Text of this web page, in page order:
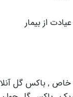
عیادت از بیمار
خاص , باکس گل